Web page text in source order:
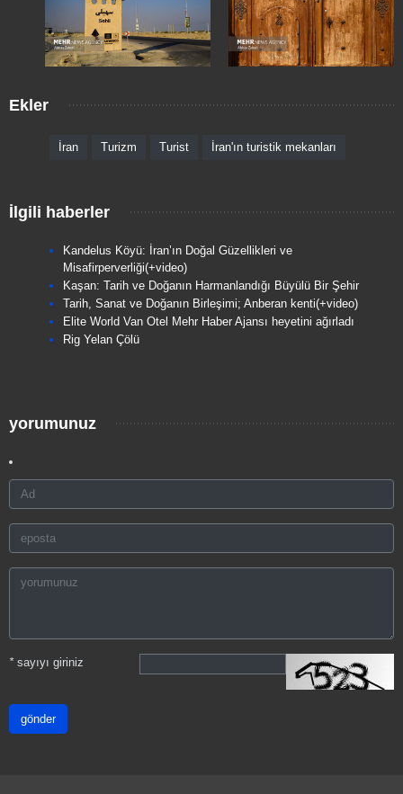
Ekler
İran Turizm Turist İran'ın turistik mekanları
İlgili haberler
Kandelus Köyü: İran’ın Doğal Güzellikleri ve
Misafirperverliği(+video)
Kaşan: Tarih ve Doğanın Harmanlandığı Büyülü Bir Şehir
Tarih, Sanat ve Doğanın Birleşimi; Anberan kenti(+video)
Elite World Van Otel Mehr Haber Ajansı heyetini ağırladı
Rig Yelan Çölü
yorumunuz
*sayıyı giriniz
gönder